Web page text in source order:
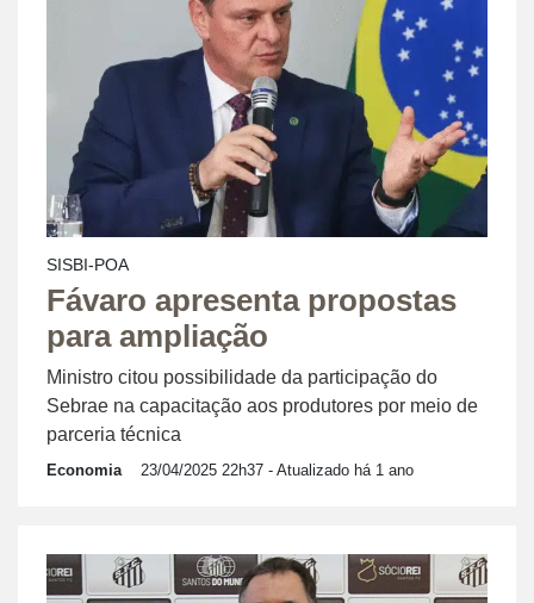
SISBI-POA
Fávaro apresenta propostas
para ampliação
Ministro citou possibilidade da participação do
Sebrae na capacitação aos produtores por meio de
parceria técnica
Economia 23/04/2025 22h37 - Atualizado há 1 ano